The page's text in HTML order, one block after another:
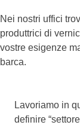
Nei nostri uffici
produttrici di
vostre esigenze
barca.
Lavoriamo in
definire